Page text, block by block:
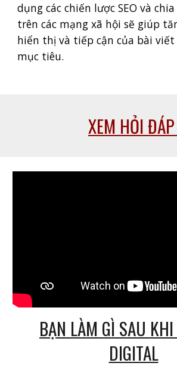
dụng các chiến lược SEO và
trên các mạng xã hội sẽ giúp
hiển thị và tiếp cận của bài
mục tiêu.
XEM HỎI ĐÁP
BẠN LÀM GÌ SAU KHI
DIGITAL